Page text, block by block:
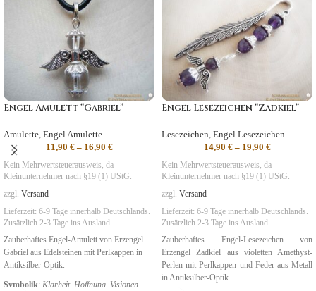
Engel Amulett “Gabriel”
Amulette, Engel Amulette
11,90 €– 16,90 €
Kein Mehrwertsteuerausweis, da
Kleinunternehmer nach §19 (1) UStG.
zzgl. Versand
Lieferzeit: 6-9 Tage innerhalb Deutschlands.
Zusätzlich 2-3 Tage ins Ausland.
Zauberhaftes Engel-Amulett von Erzengel
Gabriel aus Edelsteinen mit Perlkappen in
Antiksilber-Optik.
Symbolik: Klarheit, Hoffnung, Visionen
Engel Lesezeichen “Zadkiel”
Lesezeichen, Engel Lesezeichen
14,90 €– 19,90 €
Kein Mehrwertsteuerausweis, da
Kleinunternehmer nach §19 (1) UStG.
zzgl. Versand
Lieferzeit: 6-9 Tage innerhalb Deutschlands.
Zusätzlich 2-3 Tage ins Ausland.
Zauberhaftes Engel-Lesezeichen von
Erzengel Zadkiel aus violetten Amethyst-
Perlen mit Perlkappen und Feder aus Metall
in Antiksilber-Optik.